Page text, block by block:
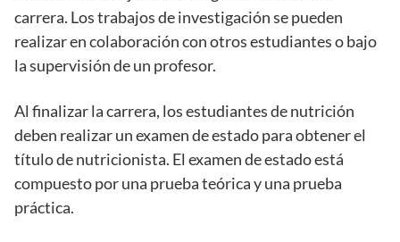
carrera. Los trabajos de investigación se pueden
realizar en colaboración con otros estudiantes o bajo
la supervisión de un profesor.
Al finalizar la carrera, los estudiantes de nutrición
deben realizar un examen de estado para obtener el
título de nutricionista. El examen de estado está
compuesto por una prueba teórica y una prueba
práctica.